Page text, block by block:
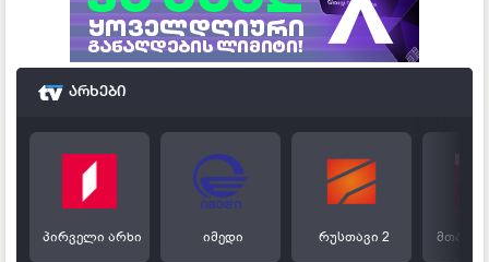
არხები
პირველი არხი იმედი რუსთავი 2